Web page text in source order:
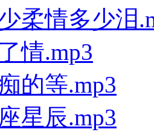
柔情多少泪
情.mp3
的等.mp3
星辰.mp3